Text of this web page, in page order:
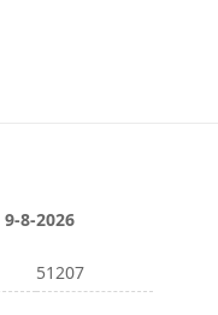
9-8-2026
51207